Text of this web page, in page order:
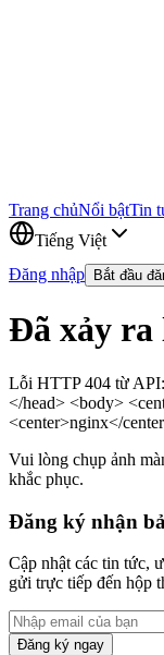
Trang chủNổi bậtTin
Tiếng Việt
Đăng nhập
Bắt đầu
Đã xảy ra
Lỗi HTTP 404 từ
</head> <body>
<center>nginx</
Vui lòng chụp ảnh
khắc phục.
Đăng ký nhận
Cập nhật các tin tức,
gửi trực tiếp đến hộp
Đăng ký ngay